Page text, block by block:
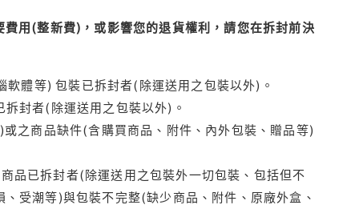
用(整新費)，或影響您的退貨權利，請您在拆封前決
體等) 包裝已拆封者(除運送用之包裝以外)。
封者(除運送用之包裝以外)。
之商品缺件(含購買商品、附件、內外包裝、贈品等)
品已拆封者(除運送用之包裝外一切包裝、包括但不
受潮等)與包裝不完整(缺少商品、附件、原廠外盒、